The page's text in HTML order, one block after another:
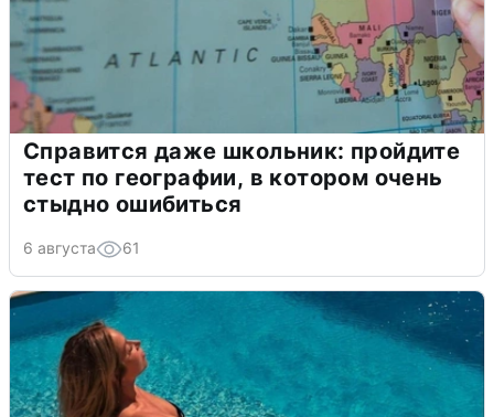
Справится даже школьник: пройдите
тест по географии, в котором очень
стыдно ошибиться
6 августа 61